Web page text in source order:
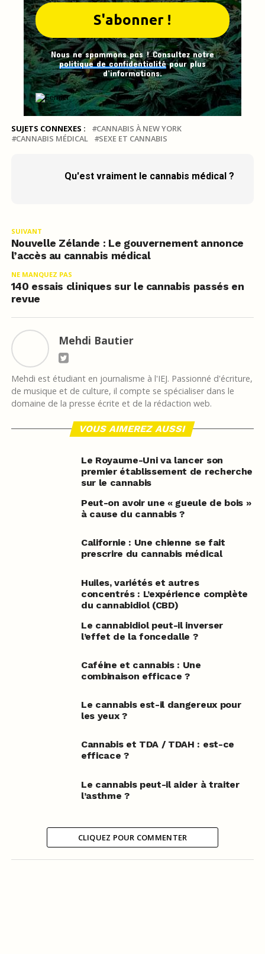
Nous ne spammons pas ! Consultez notre
politique de confidentialitépour plus
d’informations.
SUJETS CONNEXES :
CANNABIS À NEW YORK
CANNABIS MÉDICAL
SEXE ET CANNABIS
Qu'est vraiment le cannabis médical ?
SUIVANT
Nouvelle Zélande : Le gouvernement annonce
l’accès au cannabis médical
NE MANQUEZ PAS
140 essais cliniques sur le cannabis passés en
revue
Mehdi Bautier
Mehdi est étudiant en journalisme à l'IEJ. Passionné d'écriture,
de musique et de culture, il compte se spécialiser dans le
domaine de la presse écrite et de la rédaction web.
VOUS AIMEREZ AUSSI
Le Royaume-Uni va lancer son
premier établissement de recherche
sur le cannabis
Peut-on avoir une « gueule de bois »
à cause du cannabis ?
Californie : Une chienne se fait
prescrire du cannabis médical
Huiles, variétés et autres
concentrés : L’expérience complète
du cannabidiol (CBD)
Le cannabidiol peut-il inverser
l’effet de la foncedalle ?
Caféine et cannabis : Une
combinaison efficace ?
Le cannabis est-il dangereux pour
les yeux ?
Cannabis et TDA / TDAH : est-ce
efficace ?
Le cannabis peut-il aider à traiter
l’asthme ?
CLIQUEZ POUR COMMENTER